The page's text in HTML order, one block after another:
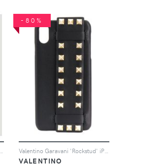
-80%
VALENTINO